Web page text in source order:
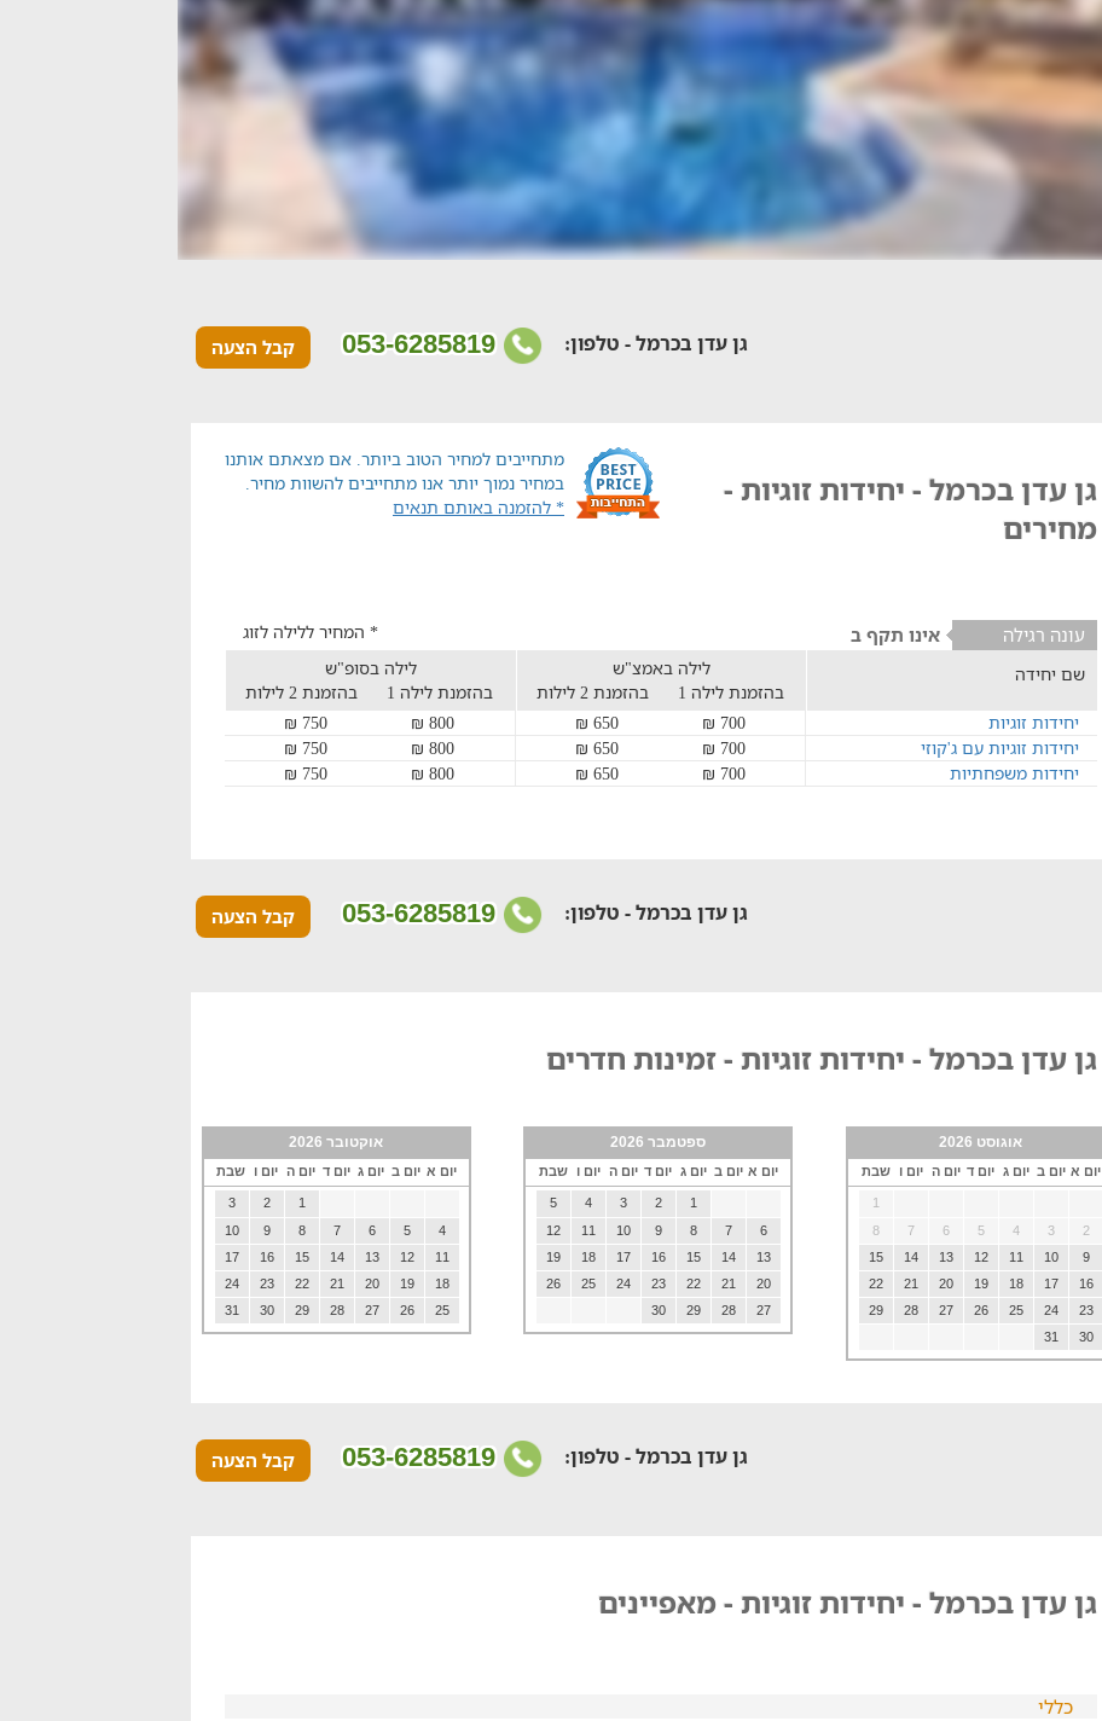
קבל הצעה גן עדן בכרמל - טלפון:
מתחייבים למחיר הטוב ביותר. אם מצאתם אותנו
במחיר נמוך יותר אנו מתחייבים להשוות מחיר.
* להזמנה באותם תנאים
גן עדן בכרמל - יחידות זוגיות -
מחירים
עונה רגילה אינו תקף ב
* המחיר ללילה לזוג
שם יחידה
לילה באמצ"ש
בהזמנת לילה 1
בהזמנת 2 לילות
לילה בסופ"ש
בהזמנת לילה 1
בהזמנת 2 לילות
יחידות זוגיות
700 ₪
650 ₪
800 ₪
750 ₪
יחידות זוגיות עם ג'קוזי
700 ₪
650 ₪
800 ₪
750 ₪
יחידות משפחתיות
700 ₪
650 ₪
800 ₪
750 ₪
קבל הצעה גן עדן בכרמל - טלפון:
גן עדן בכרמל - יחידות זוגיות - זמינות חדרים
אוגוסט 2026
יום א יום ב יום ג יום ד יום ה יום ו שבת
1
2
3
4
5
6
7
8
9
10
11
12
13
14
15
16
17
18
19
20
21
22
23
24
25
26
27
28
29
30
31
ספטמבר 2026
יום א יום ב יום ג יום ד יום ה יום ו שבת
1
2
3
4
5
6
7
8
9
10
11
12
13
14
15
16
17
18
19
20
21
22
23
24
25
26
27
28
29
30
אוקטובר 2026
יום א יום ב יום ג יום ד יום ה יום ו שבת
1
2
3
4
5
6
7
8
9
10
11
12
13
14
15
16
17
18
19
20
21
22
23
24
25
26
27
28
29
30
31
קבל הצעה גן עדן בכרמל - טלפון:
גן עדן בכרמל - יחידות זוגיות - מאפיינים
כללי